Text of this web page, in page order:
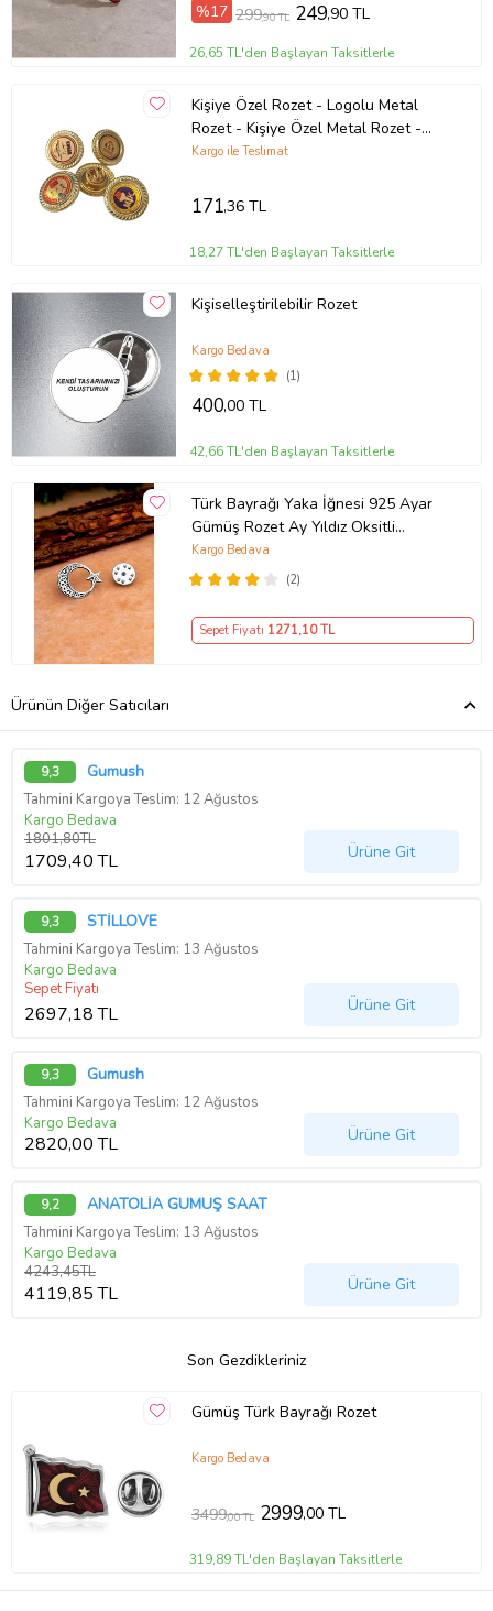
%17 299,90 TL 249,90 TL
26,65 TL'den Başlayan Taksitlerle
Kişiye Özel Rozet - Logolu Metal
Rozet - Kişiye Özel Metal Rozet -
Logolu Rozet
Kargo ile Teslimat
171,36 TL
18,27 TL'den Başlayan Taksitlerle
Kişiselleştirilebilir Rozet
(1)
Kargo Bedava
400,00 TL
42,66 TL'den Başlayan Taksitlerle
Türk Bayrağı Yaka İğnesi 925 Ayar
Gümüş Rozet Ay Yıldız Oksitli
İşlemeli ST368
(2)
Kargo Bedava
Sepet Fiyatı 1271,10 TL
Ürünün Diğer Satıcıları
9,3 Gumush
Tahmini Kargoya Teslim: 12 Ağustos
Kargo Bedava
1801,80TL
1709,40 TL Ürüne Git
9,3 STİLLOVE
Tahmini Kargoya Teslim: 13 Ağustos
Kargo Bedava
Sepet Fiyatı
2697,18 TL Ürüne Git
9,3 Gumush
Tahmini Kargoya Teslim: 12 Ağustos
Kargo Bedava
2820,00 TL Ürüne Git
9,2 ANATOLİA GÜMÜŞ SAAT
Tahmini Kargoya Teslim: 13 Ağustos
Kargo Bedava
4243,45TL
4119,85 TL Ürüne Git
Son Gezdikleriniz
Gümüş Türk Bayrağı Rozet
Kargo Bedava
3499,00 TL 2999,00 TL
319,89 TL'den Başlayan Taksitlerle